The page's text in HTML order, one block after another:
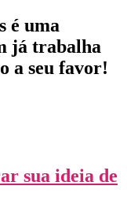
é uma
já trabalha
a seu favor!
sua ideia de